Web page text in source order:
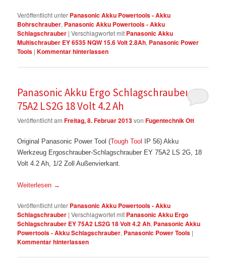
Veröffentlicht unter Panasonic Akku Powertools - Akku
Bohrschrauber, Panasonic Akku Powertools - Akku
Schlagschrauber |Verschlagwortet mit Panasonic Akku
Multischrauber EY 6535 NQW 15.6 Volt 2.8Ah, Panasonic Power
Tools |Kommentar hinterlassen
Panasonic Akku Ergo Schlagschrauber EY
75A2 LS2G 18 Volt 4.2 Ah
Veröffentlicht amFreitag, 8. Februar 2013vonFugentechnik Ott
Original Panasonic Power Tool (Tough Tool
IP 56) Akku
Werkzeug Ergoschrauber-Schlagschrauber EY 75A2 LS 2G, 18
Volt 4.2 Ah, 1/2 Zoll Außenvierkant.
Weiterlesen →
Veröffentlicht unter Panasonic Akku Powertools - Akku
Schlagschrauber |Verschlagwortet mit Panasonic Akku Ergo
Schlagschrauber EY 75A2 LS2G 18 Volt 4.2 Ah, Panasonic Akku
Powertools - Akku Schlagschrauber, Panasonic Power Tools |
Kommentar hinterlassen